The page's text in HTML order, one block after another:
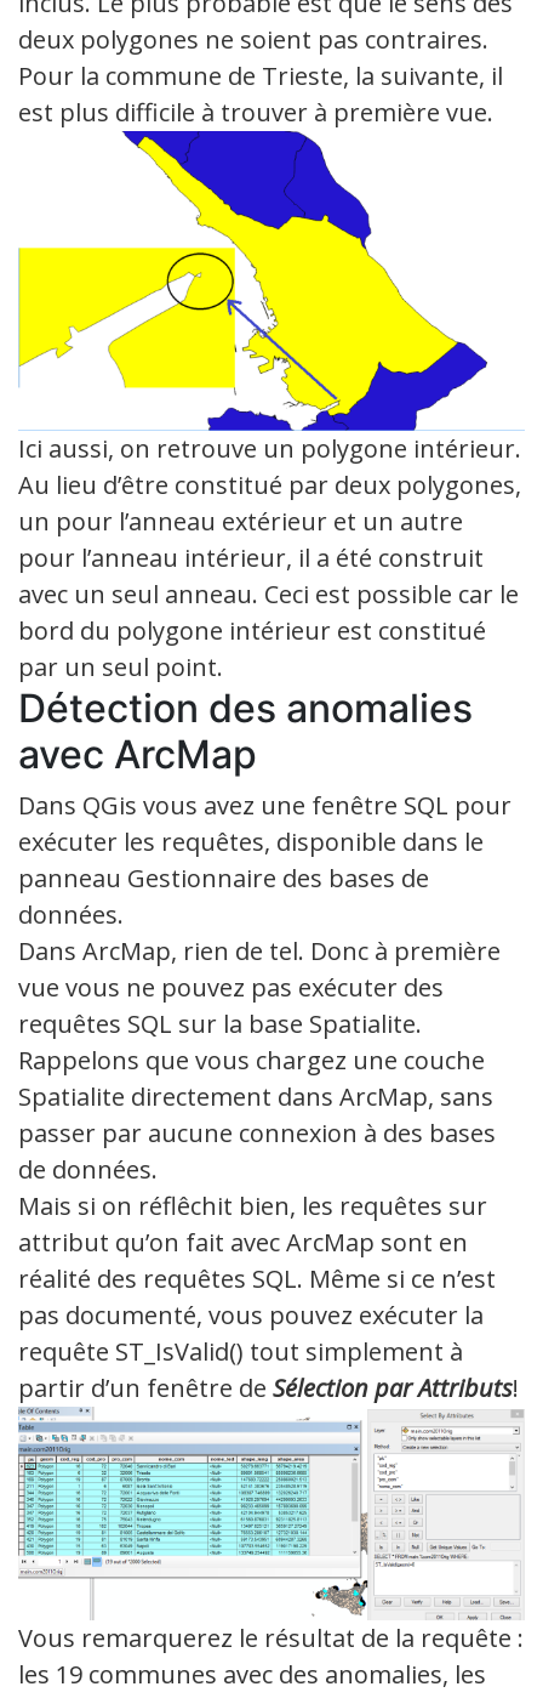
deux polygones ne soient pas contraires.
Pour la commune de Trieste, la suivante, il
est plus difficile à trouver à première vue.
Ici aussi, on retrouve un polygone intérieur.
Au lieu d’être constitué par deux polygones,
un pour l’anneau extérieur et un autre
pour l’anneau intérieur, il a été construit
avec un seul anneau. Ceci est possible car le
bord du polygone intérieur est constitué
par un seul point.
Détection des anomalies
avec ArcMap
Dans QGis vous avez une fenêtre SQL pour
exécuter les requêtes, disponible dans le
panneau Gestionnaire des bases de
données.
Dans ArcMap, rien de tel. Donc à première
vue vous ne pouvez pas exécuter des
requêtes SQL sur la base Spatialite.
Rappelons que vous chargez une couche
Spatialite directement dans ArcMap, sans
passer par aucune connexion à des bases
de données.
Mais si on réflêchit bien, les requêtes sur
attribut qu’on fait avec ArcMap sont en
réalité des requêtes SQL. Même si ce n’est
pas documenté, vous pouvez exécuter la
requête ST_IsValid() tout simplement à
partir d’un fenêtre de Sélection par Attributs!
Vous remarquerez le résultat de la requête :
les 19 communes avec des anomalies, les